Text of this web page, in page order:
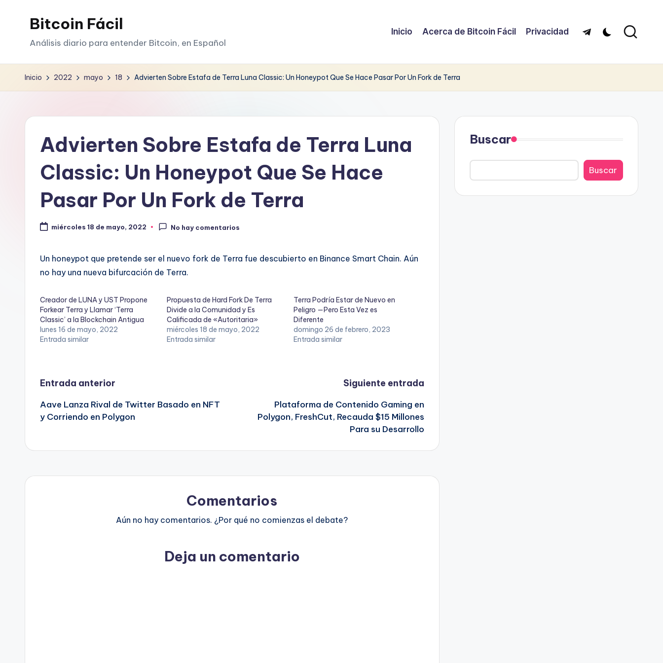
Bitcoin Fácil
Análisis diario para entender Bitcoin, en Español
Inicio Acerca de Bitcoin Fácil Privacidad Telegram
Inicio 2022 mayo 18 Advierten Sobre Estafa de Terra Luna Classic: Un Honeypot Que Se Hace Pasar Por Un Fork de Terra
Advierten Sobre Estafa de Terra Luna
Classic: Un Honeypot Que Se Hace
Pasar Por Un Fork de Terra
miércoles 18 de mayo, 2022 No hay comentarios
Un honeypot que pretende ser el nuevo fork de Terra fue descubierto en Binance Smart Chain. Aún
no hay una nueva bifurcación de Terra.
Creador de LUNA y UST Propone
Forkear Terra y Llamar ‘Terra
Classic’ a la Blockchain Antigua
lunes 16 de mayo, 2022
Entrada similar
Propuesta de Hard Fork De Terra
Divide a la Comunidad y Es
Calificada de «Autoritaria»
miércoles 18 de mayo, 2022
Entrada similar
Terra Podría Estar de Nuevo en
Peligro —Pero Esta Vez es
Diferente
domingo 26 de febrero, 2023
Entrada similar
Navegación
de
Entrada anterior
Aave Lanza Rival de Twitter Basado en NFT
y Corriendo en Polygon
Siguiente entrada
Plataforma de Contenido Gaming en
Polygon, FreshCut, Recauda $15 Millones
Para su Desarrollo
Comentarios
Aún no hay comentarios. ¿Por qué no comienzas el debate?
Deja un comentario
Buscar
Buscar